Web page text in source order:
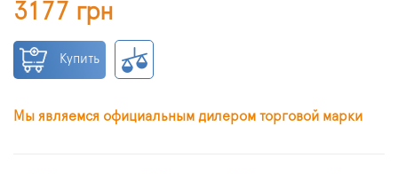
3177 грн
Купить
Мы являемся официальным дилером торговой марки